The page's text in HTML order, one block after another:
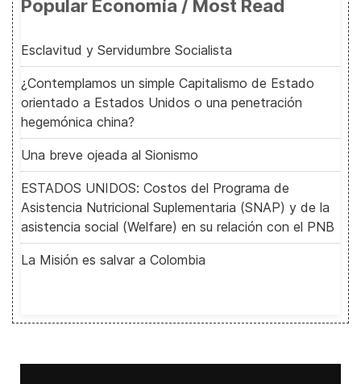
Popular Economía / Most Read
Esclavitud y Servidumbre Socialista
¿Contemplamos un simple Capitalismo de Estado
orientado a Estados Unidos o una penetración
hegemónica china?
Una breve ojeada al Sionismo
ESTADOS UNIDOS: Costos del Programa de
Asistencia Nutricional Suplementaria (SNAP) y de la
asistencia social (Welfare) en su relación con el PNB
La Misión es salvar a Colombia